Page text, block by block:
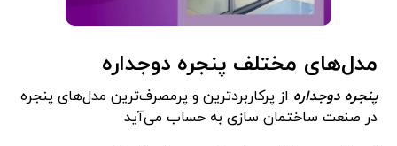
مدل‌های مختلف پنجره دوجداره
پنجره دوجداره از پرکاربردترین و پرمصرف‌ترین مدل‌های پنجره
در صنعت ساختمان سازی به حساب می‌آید